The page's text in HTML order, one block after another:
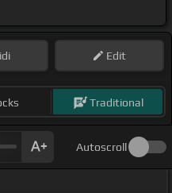
Edit
Traditional
Autoscroll